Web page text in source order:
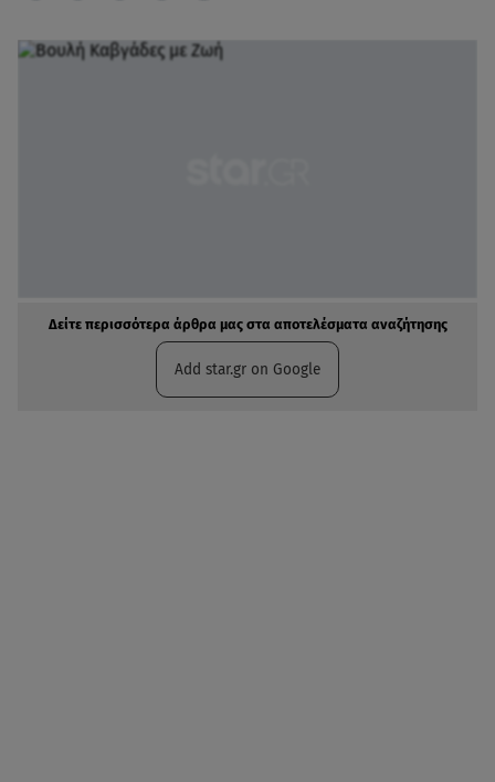
Δείτε περισσότερα άρθρα μας στα αποτελέσματα αναζήτησης
Add star.gr on Google